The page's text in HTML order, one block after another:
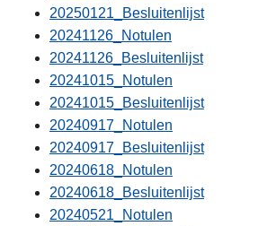
20250121_Besluitenlijst
20241126_Notulen
20241126_Besluitenlijst
20241015_Notulen
20241015_Besluitenlijst
20240917_Notulen
20240917_Besluitenlijst
20240618_Notulen
20240618_Besluitenlijst
20240521_Notulen